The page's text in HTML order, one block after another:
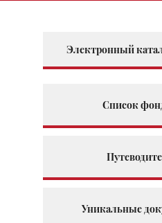
Электронный
Список
Уникальные